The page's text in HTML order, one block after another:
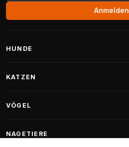
Anmelden
HUNDE
Fantail Hundebetten
KATZEN
Kratzbäume
Kratzbäume für Maine Coon
VÖGEL
NAGETIERE